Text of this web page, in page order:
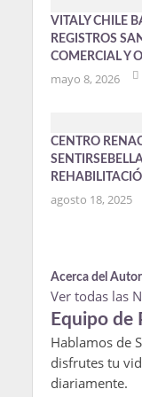
VITALY CHILE
REGISTROS
COMERCIAL Y
mayo 8, 2026
CENTRO
agosto 18, 2025
Acerca del Autor
Ver todas las
Equipo de
Hablamos de
disfrutes tu
diariamente.